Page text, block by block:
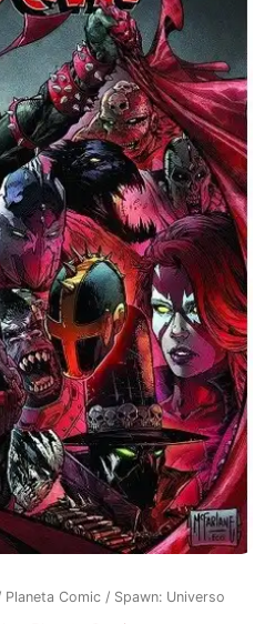
Planeta Comic / Spawn: Universo